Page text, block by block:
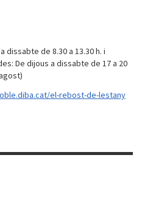
dissabte de 8.30 a 13.30 h. i
De dijous a dissabte de 17 a 20
el-rebost-de-lestany